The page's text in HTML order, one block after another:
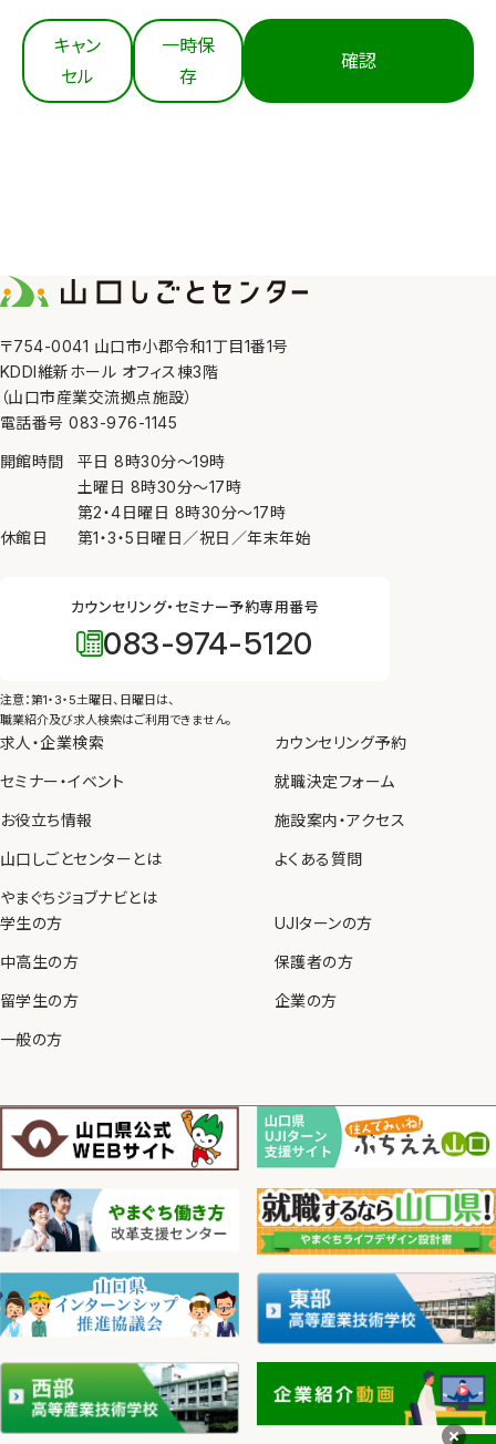
キャン
セル
一時保
存
確認
〒754-0041 山口市小郡令和1丁目1番1号
KDDI維新ホール オフィス棟3階
（山口市産業交流拠点施設）
電話番号 083-976-1145
開館時間 平日8時30分〜19時
土曜日 8時30分〜17時
第2・4日曜日 8時30分〜17時
休館日
第1・3・5日曜日／祝日／年末年始
カウンセリング・セミナー予約専用番号
083-974-5120
注意：第1・3・5土曜日、日曜日は、
職業紹介及び求人検索はご利用できません。
求人・企業検索
セミナー・イベント
お役立ち情報
山口しごとセンターとは
やまぐちジョブナビとは
カウンセリング予約
就職決定フォーム
施設案内・アクセス
よくある質問
学生の方
中高生の方
留学生の方
一般の方
UJIターンの方
保護者の方
企業の方